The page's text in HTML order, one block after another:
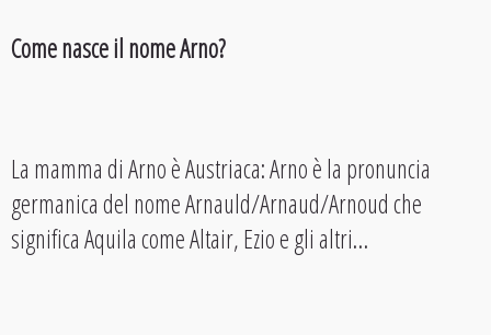
Come nasce il nome Arno?
La mamma di Arno è Austriaca: Arno è la pronuncia
germanica del nome Arnauld/Arnaud/Arnoud che
significa Aquila come Altair, Ezio e gli altri…